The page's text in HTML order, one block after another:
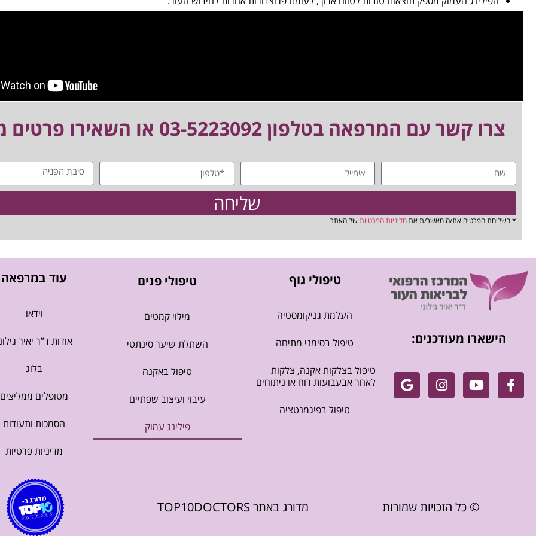
צרו קשר עם המרפאה בטלפון 03-5223092 או השאירו פרטים
שליחה
* בשליחת הפרטים את/ה מאשר/ת אתמדיניות הפרטיות של האתר
הישארו מעודכנים:
טיפולי גוף
העלמת גניקומסטיה
טיפול בסימני מתיחה
טיפול בצלקות אקנה, צלקות
לאחר אבעבועות רוח או ניתוחים
טיפול בפיגמנטציה
טיפולי פנים
מילוי קמטים
השתלת שיער סינתטי
טיפול באקנה
עיבוי ועיצוב שפתיים
פילינג עמוק
עוד במרפאה
וידאו
אודות ד”ר יאיר
בלוג
מטופלים ממליצים
הסמכות ותעודות
מדיניות פרטיות
© כל הזכויות שמורות מדורג באתר TOP10DOCTORS